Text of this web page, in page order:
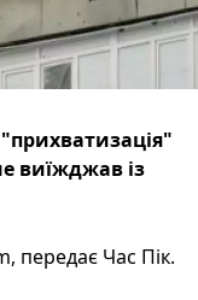
виїжджав із
передає Час Пік.